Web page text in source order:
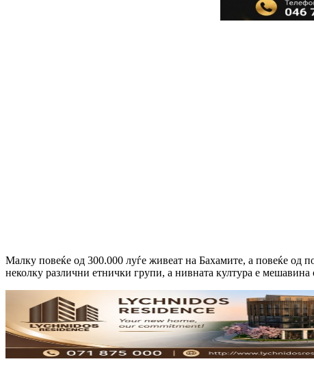
Малку повеќе од 300.000 луѓе живеат на Бахамите, а повеќе од
неколку различни етнички групи, а нивната култура е